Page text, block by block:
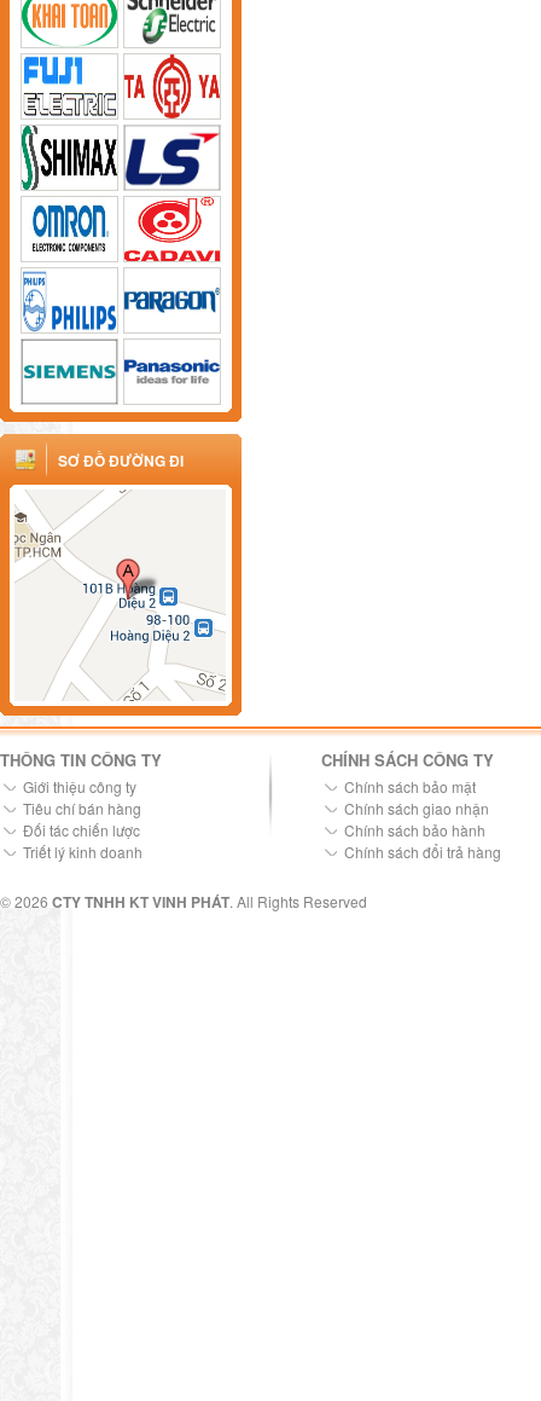
SƠ ĐỒ ĐƯỜNG ĐI
THÔNG TIN CÔNG TY
Giới thiệu công ty
Tiêu chí bán hàng
Đối tác chiến lược
Triết lý kinh doanh
CHÍNH SÁCH CÔNG TY
Chính sách bảo mật
Chính sách giao nhận
Chính sách bảo hành
Chính sách đổi trả hàng
© 2026 CTY TNHH KT VINH PHÁT. All Rights Reserved